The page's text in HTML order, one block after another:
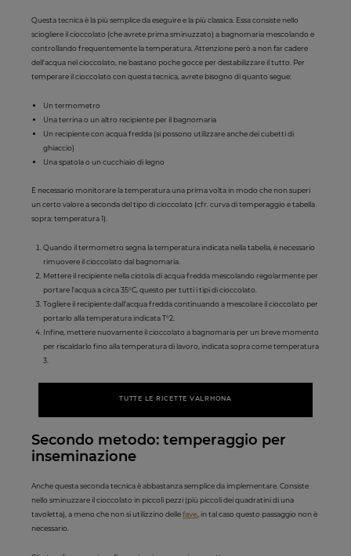
Questa tecnica è la più semplice da eseguire e la più classica. Essa consiste nello
sciogliere il cioccolato (che avrete prima sminuzzato) a bagnomaria mescolando e
controllando frequentemente la temperatura. Attenzione però a non far cadere
dell'acqua nel cioccolato, ne bastano poche gocce per destabilizzare il tutto. Per
temperare il cioccolato con questa tecnica, avrete bisogno di quanto segue:
Un termometro
Una terrina o un altro recipiente per il bagnomaria
Un recipiente con acqua fredda (si possono utilizzare anche dei cubetti di
ghiaccio)
Una spatola o un cucchiaio di legno
È necessario monitorare la temperatura una prima volta in modo che non superi
un certo valore a seconda del tipo di cioccolato (cfr. curva di temperaggio e tabella
sopra: temperatura 1).
Quando il termometro segna la temperatura indicata nella tabella, è necessario
rimuovere il cioccolato dal bagnomaria.
Mettere il recipiente nella ciotola di acqua fredda mescolando regolarmente per
portare l'acqua a circa 35°C, questo per tutti i tipi di cioccolato.
Togliere il recipiente dall'acqua fredda continuando a mescolare il cioccolato per
portarlo alla temperatura indicata T°2.
Infine, mettere nuovamente il cioccolato a bagnomaria per un breve momento
per riscaldarlo fino alla temperatura di lavoro, indicata sopra come temperatura
3.
TUTTE LE RICETTE VALRHONA
Secondo metodo: temperaggio per
inseminazione
Anche questa seconda tecnica è abbastanza semplice da implementare. Consiste
nello sminuzzare il cioccolato in piccoli pezzi (più piccoli dei quadratini di una
tavoletta), a meno che non si utilizzino dellefave, in tal caso questo passaggio non è
necessario.